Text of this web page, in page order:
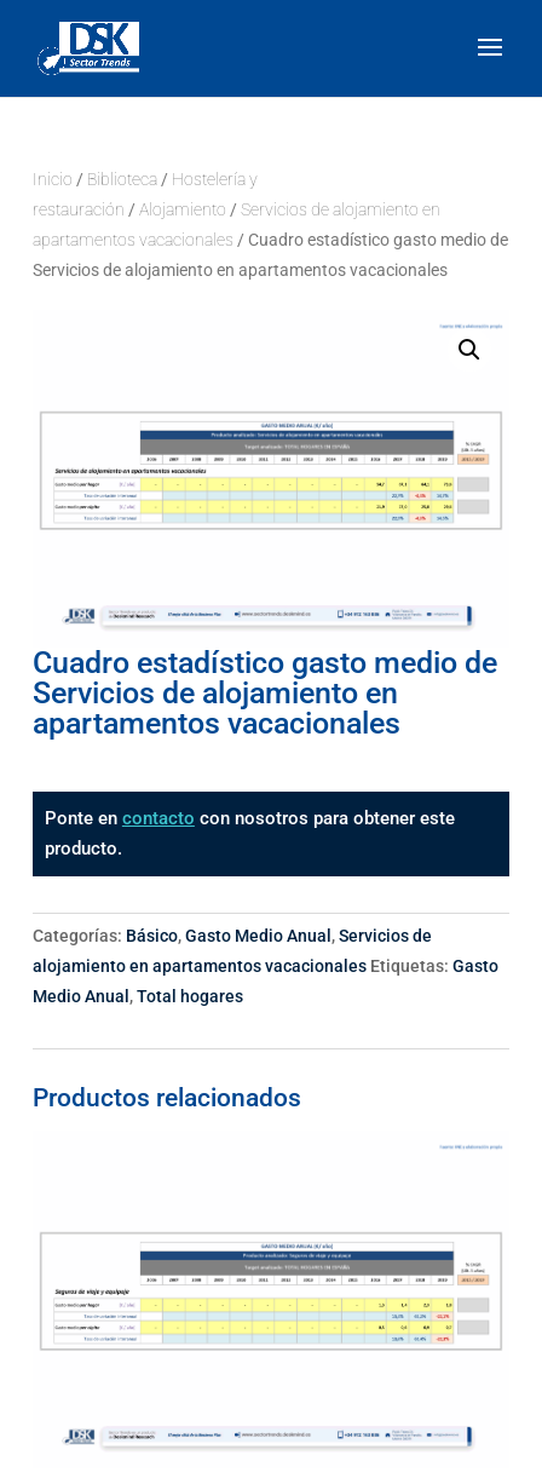
Inicio / Biblioteca/ Hostelería y
restauración / Alojamiento / Servicios de alojamiento en
apartamentos vacacionales / Cuadro estadístico gasto medio de
Servicios de alojamiento en apartamentos vacacionales
Cuadro estadístico gasto medio de
Servicios de alojamiento en
apartamentos vacacionales
Ponte en contacto con nosotros para obtener este
producto.
Categorías: Básico,Gasto Medio Anual ,Servicios de
alojamiento en apartamentos vacacionales Etiquetas: Gasto
Medio Anual ,Total hogares
Productos relacionados